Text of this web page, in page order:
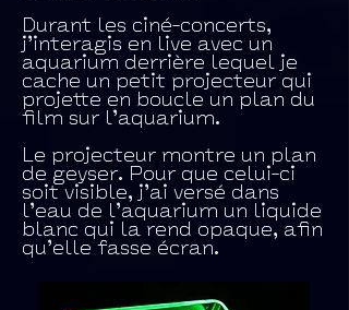
Durant les ciné-concerts,
j’interagis en live avec un
aquarium derrière lequel je
cache un petit projecteur qui
projette en boucle un plan du
film sur l’aquarium.
Le projecteur montre un plan
de geyser. Pour que celui-ci
soit visible, j’ai versé dans
l’eau de l’aquarium un liquide
blanc qui la rend opaque, afin
qu’elle fasse écran.